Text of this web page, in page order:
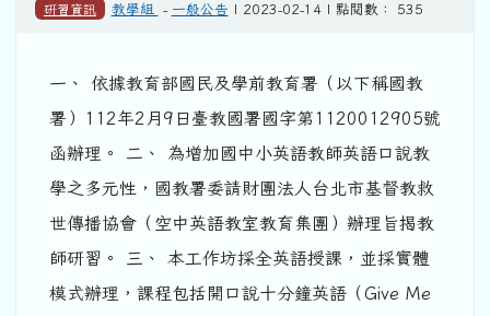
研習資訊 教學組 - 一般公告 | 2023-02-14 | 點閱數： 535
一、 依據教育部國民及學前教育署（以下稱國教
署）112年2月9日臺教國署國字第1120012905號
函辦理。 二、 為增加國中小英語教師英語口說教
學之多元性，國教署委請財團法人台北市基督教救
世傳播協會（空中英語教室教育集團）辦理旨揭教
師研習。 三、 本工作坊採全英語授課，並採實體
模式辦理，課程包括開口說十分鐘英語（Give Me